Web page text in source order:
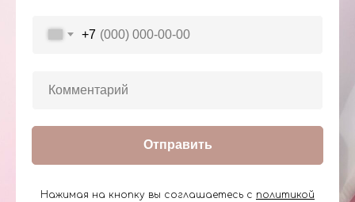
+7
Отправить
Нажимая на кнопку вы соглашаетесь с политикой